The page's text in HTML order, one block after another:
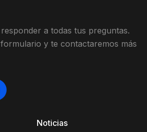
Noticias
responder a todas tus preguntas.
formulario y te contactaremos más